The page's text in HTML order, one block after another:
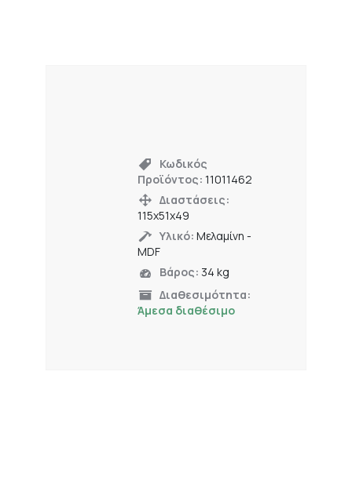
Κωδικός
Προϊόντος: 11011462
Διαστάσεις:
115x51x49
Υλικό: Μελαμίνη -
MDF
Βάρος: 34 kg
Διαθεσιμότητα:
Άμεσα διαθέσιμο